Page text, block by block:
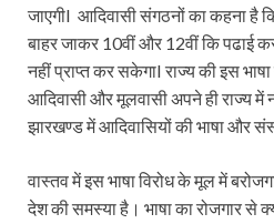
जाएगीI आदिवासी संगठनों का कहना है
बाहर जाकर 10वीं और 12वीं कि पढाई
नहीं प्राप्त कर सकेगाI राज्य की इस
आदिवासी और मूलवासी अपने ही राज्य में
झारखण्ड में आदिवासियों की भाषा और
वास्तव में इस भाषा विरोध के मूल में
देश की समस्या है। भाषा का रोजगार से